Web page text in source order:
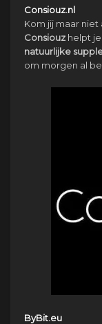
Consiouz.nl
Kom jij maar
Consiouz helpt
natuurlijke
om morgen al
ByBit.eu